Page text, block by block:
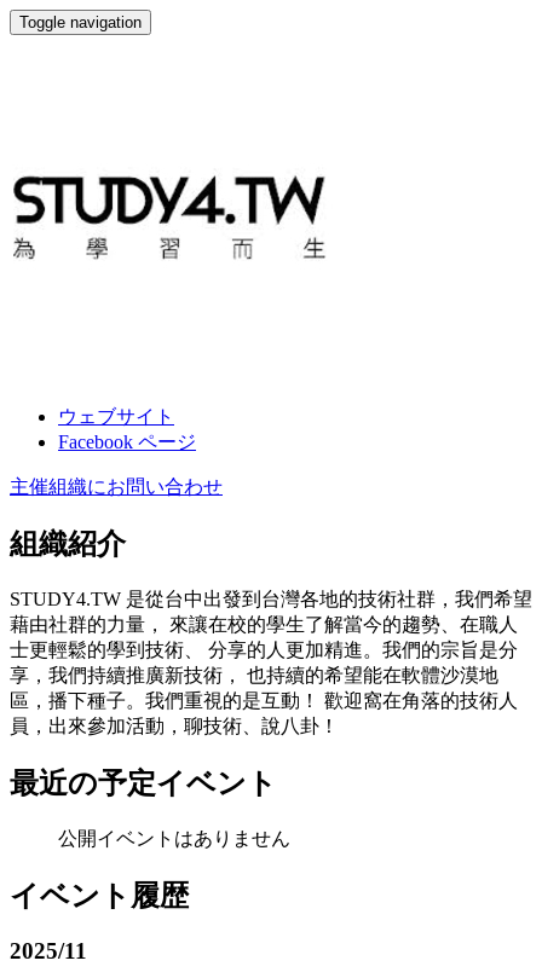
Toggle navigation
ウェブサイト
Facebook ページ
主催組織にお問い合わせ
組織紹介
STUDY4.TW 是從台中出發到台灣各地的技術社群，我們希望
藉由社群的力量， 來讓在校的學生了解當今的趨勢、在職人
士更輕鬆的學到技術、 分享的人更加精進。我們的宗旨是分
享，我們持續推廣新技術， 也持續的希望能在軟體沙漠地
區，播下種子。我們重視的是互動！ 歡迎窩在角落的技術人
員，出來參加活動，聊技術、說八卦！
最近の予定イベント
公開イベントはありません
イベント履歴
2025/11